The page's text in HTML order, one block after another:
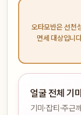
오타모반은 선천
면세 대상입니
얼굴 전체 기
기미·잡티·주근